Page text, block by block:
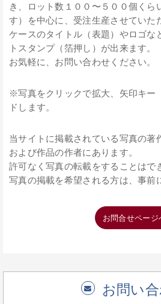
き、ロット数１００〜５００個くら
す）を中心に、受注生産させていた
ケースのタイトル（表題）やロゴな
トスタンプ（箔押し）が出来ます。
お気軽に、お問い合わせください。
※写真をクリックで拡大、矢印キ
ドします。
当サイトに掲載されている写真の著
および作品の作者にあります。
許可なく写真の転載をすることはで
写真の掲載を希望される方は、事前
お問合せページ
お問い